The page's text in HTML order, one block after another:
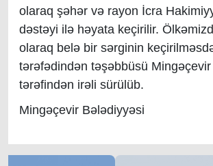
olaraq şəhər və rayon İcra
dəstəyi ilə həyata keçirilir.
olaraq belə bir sərginin
tərəfədindən təşəbbüsü
tərəfindən irəli sürülüb.
Mingəçevir Bələdiyyəsi